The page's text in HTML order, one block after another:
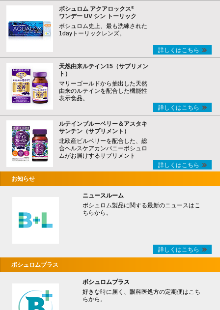
ボシュロム アクアロックス®
ワンデー UV シン トーリック
ボシュロム史上、最も洗練された
1dayトーリックレンズ。
詳しくはこちら
天然由来ルテイン15（サプリメン
ト）
マリーゴールドから抽出した天然
由来のルテインを配合した機能性
表示食品。
詳しくはこちら
ルテインブルーベリー＆アスタキ
サンチン（サプリメント）
北欧産ビルベリーを配合した、総
合ヘルスケアカンパニーボシュロ
ムがお届けするサプリメント
詳しくはこちら
お知らせ
ニュースルーム
ボシュロム製品に関する最新のニュースはこ
ちらから。
詳しくはこちら
ボシュロムプラス
ボシュロムプラス
好きな時に届く、眼科医処方の定期便はこち
らから。